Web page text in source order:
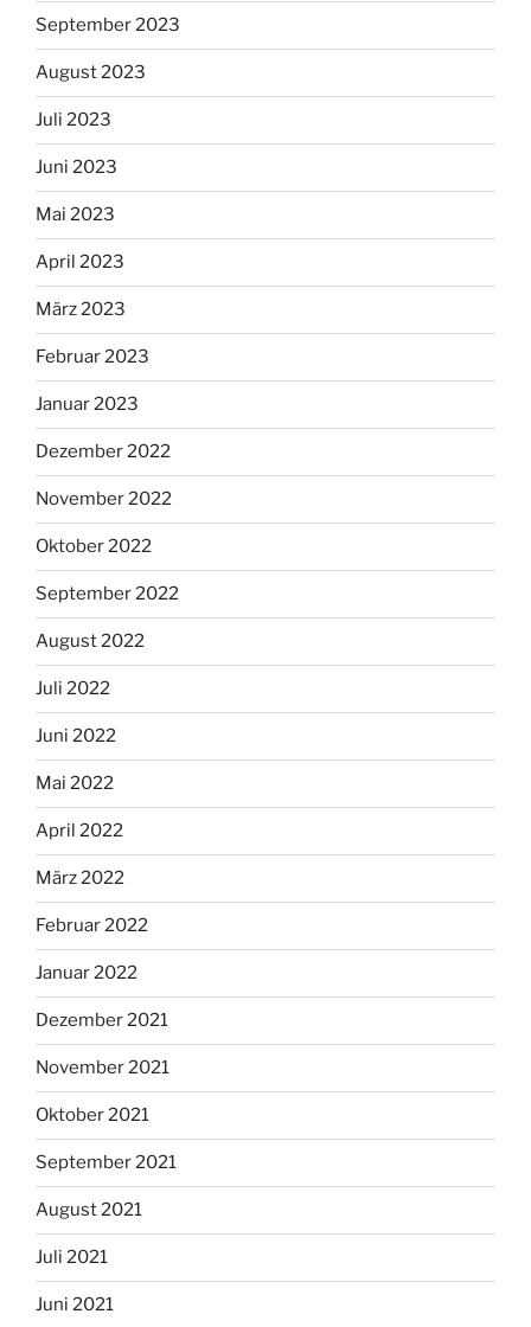
September 2023
August 2023
Juli 2023
Juni 2023
Mai 2023
April 2023
März 2023
Februar 2023
Januar 2023
Dezember 2022
November 2022
Oktober 2022
September 2022
August 2022
Juli 2022
Juni 2022
Mai 2022
April 2022
März 2022
Februar 2022
Januar 2022
Dezember 2021
November 2021
Oktober 2021
September 2021
August 2021
Juli 2021
Juni 2021